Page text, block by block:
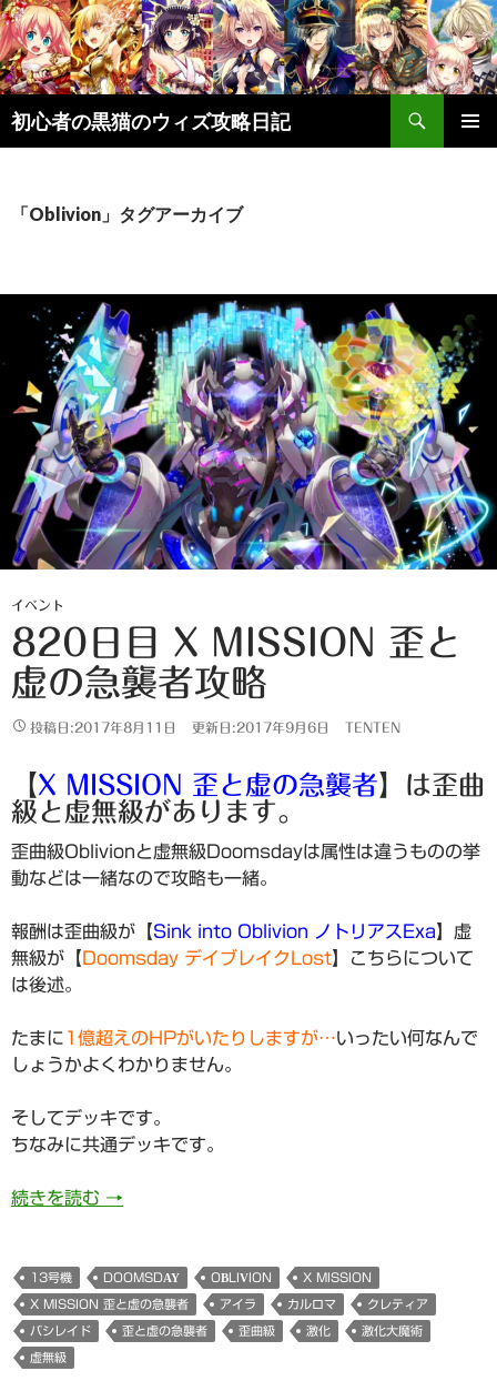
初心者の黒猫のウィズ攻略日記
検
索
ン「Oblivion」タグアーカイブ
イベント
820日目 X MISSION 歪と
虚の急襲者攻略
投稿日:2017年8月11日 更新日:2017年9月6日 TENTEN
【X MISSION 歪と虚の急襲者】は歪曲
級と虚無級があります。
歪曲級Oblivionと虚無級Doomsdayは属性は違うものの挙
動などは一緒なので攻略も一緒。
報酬は歪曲級が【Sink into Oblivion ノトリアスExa】虚
無級が【 Doomsday デイブレイクLost】こちらについて
は後述。
たまに 1億超えのHPがいたりしますが…いったい何なんで
しょうかよくわかりません。
そしてデッキです。
ちなみに共通デッキです。
続きを読む 820日目 X MISSION 歪と虚の急襲者攻略
→
13号機 DOOMSDAY OBLIVION X MISSION
X MISSION 歪と虚の急襲者 アイラ カルロマ クレティア
バシレイド 歪と虚の急襲者 歪曲級 激化 激化大魔術
虚無級